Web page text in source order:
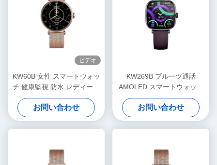
ビデオ
KW60B 女性 スマートウォッ
チ 健康監視 防水 レディース
スマートウォッチ 1.7 インチ
お問い合わせ
KW269B ブルーツ通話
AMOLED スマートウォッチ
100+ スポーツモード スマー
トウォッチ 健康監視
お問い合わせ